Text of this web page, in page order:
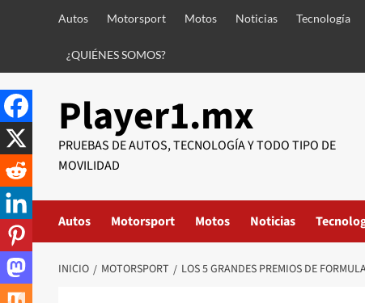
Autos Motorsport Motos Noticias Tecnología
¿QUIÉNES SOMOS?
Player1.mx
PRUEBAS DE AUTOS, TECNOLOGÍA Y TODO TIPO DE
MOVILIDAD
Autos Motorsport Motos Noticias
INICIO MOTORSPORT LOS 5 GRANDES PREMIOS DE